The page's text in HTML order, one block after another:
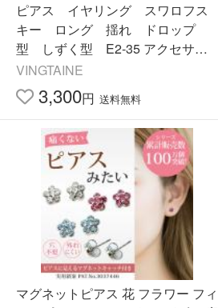
ピアス イヤリング スワロフス
キー ロング 揺れ ドロップ
型 しずく型 E2-35 アクセサリ
ーSHOP レディース かわいい 大人
っぽい 爆買 mbgt
VINGTAINE
3,300円 送料無料
マグネットピアス 花 フラワー フィ